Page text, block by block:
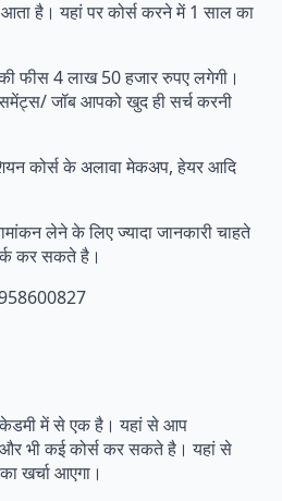
है। यहां पर कोर्स करने में 1 साल का
फीस 4 लाख 50 हजार रुपए लगेगी।
जॉब आपको खुद ही सर्च करनी
कोर्स के अलावा मेकअप, हेयर आदि
लेने के लिए ज्यादा जानकारी चाहते
कर सकते है।
में से एक है। यहां से आप
और भी कई कोर्स कर सकते है। यहां से
खर्चा आएगा।